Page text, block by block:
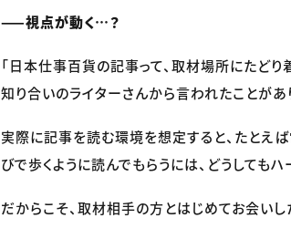
——視点が動く…？
「日本仕事百貨の記事って、取材場所にたどり
知り合いのライターさんから言われたことがあ
実際に記事を読む環境を想定すると、たとえ
びで歩くように読んでもらうには、どうしても
だからこそ、取材相手の方とはじめてお会い